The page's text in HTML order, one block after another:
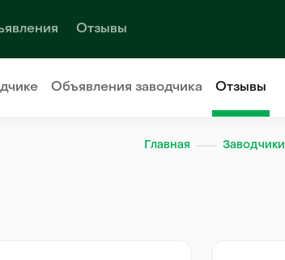
Отзывы
Объявлениязаводчика Отзывы
Главная Заводчики